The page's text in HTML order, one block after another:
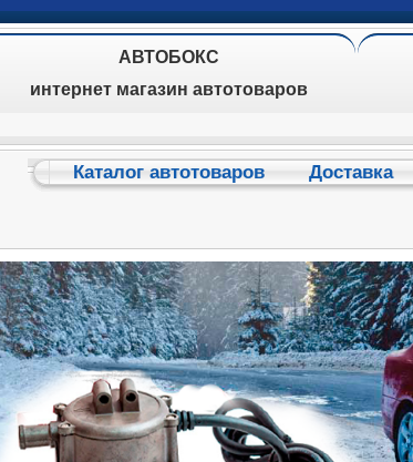
АВТОБОКС
интернет магазин автотоваров
Каталог автотоваров Доставка